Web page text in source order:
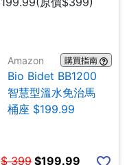
Amazon 購買指南
Bio Bidet BB1200
智慧型溫水免治馬
桶座 $199.99
$ 399 $199.99